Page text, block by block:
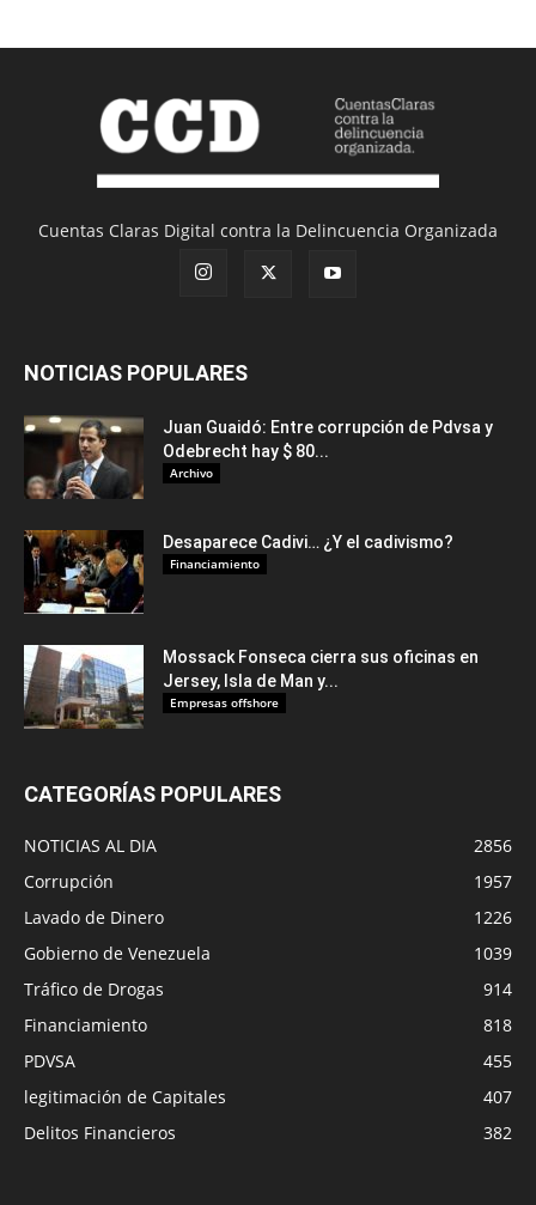
Cuentas Claras Digital contra la Delincuencia Organizada
NOTICIAS POPULARES
Juan Guaidó: Entre corrupción de Pdvsa y
Odebrecht hay $ 80...
Archivo
Desaparece Cadivi… ¿Y el cadivismo?
Financiamiento
Mossack Fonseca cierra sus oficinas en
Jersey, Isla de Man y...
Empresas offshore
CATEGORÍAS POPULARES
NOTICIAS AL DIA
2856
Corrupción
1957
Lavado de Dinero
1226
Gobierno de Venezuela
1039
Tráfico de Drogas
914
Financiamiento
818
PDVSA
455
legitimación de Capitales
407
Delitos Financieros
382